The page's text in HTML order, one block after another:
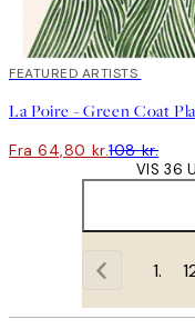
40%*
FEATURED ARTISTS
La Poire - Green Coat
Fra 64,80 kr.108 kr.
VIS 36
1